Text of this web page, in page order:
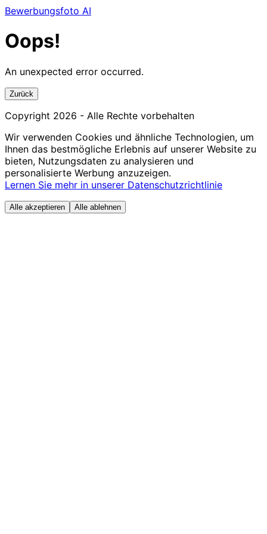
Bewerbungsfoto AI
Oops!
An unexpected error occurred.
Zurück
Copyright 2026 - Alle Rechte vorbehalten
Wir verwenden Cookies und ähnliche Technologien, um
Ihnen das bestmögliche Erlebnis auf unserer Website zu
bieten, Nutzungsdaten zu analysieren und
personalisierte Werbung anzuzeigen.
Lernen Sie mehr in unserer Datenschutzrichtlinie
Alle akzeptieren Alle ablehnen